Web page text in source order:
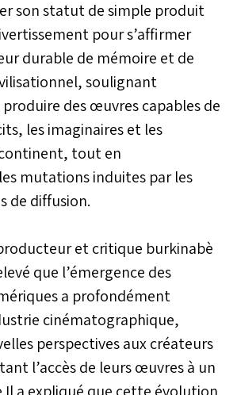
son statut de simple produit
pour s’affirmer
durable de mémoire et de
soulignant
des œuvres capables de
les imaginaires et les
tout en
mutations induites par les
de diffusion.
et critique burkinabè
que l’émergence des
a profondément
cinématographique,
perspectives aux créateurs
l’accès de leurs œuvres à un